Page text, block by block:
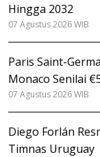
Hingga 2032
07 Agustus 2026 WIB
Paris Saint-
Monaco Senilai
07 Agustus 2026 WIB
Diego Forlán
Timnas Uruguay